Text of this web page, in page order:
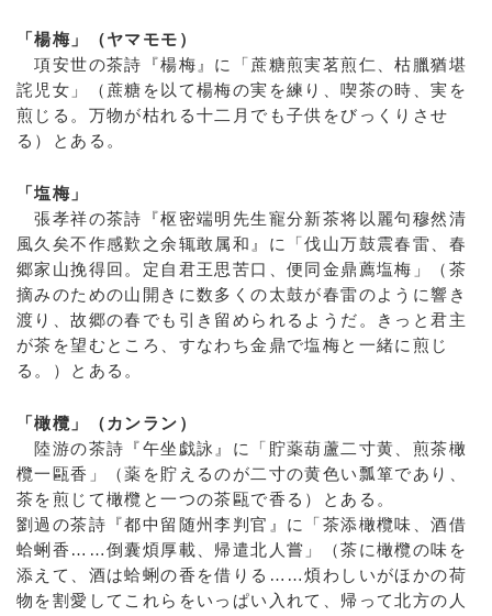
「楊梅」（ヤマモモ）
項安世の茶詩『楊梅』に「蔗糖煎実茗煎仁、枯臘猶堪
詫児女」（蔗糖を以て楊梅の実を練り、喫茶の時、実を
煎じる。万物が枯れる十二月でも子供をびっくりさせ
る）とある。
「塩梅」
張孝祥の茶詩『枢密端明先生寵分新茶将以麗句穆然清
風久矣不作感歎之余辄敢属和』に「伐山万鼓震春雷、春
郷家山挽得回。定自君王思苦口、便同金鼎薦塩梅」（茶
摘みのための山開きに数多くの太鼓が春雷のように響き
渡り、故郷の春でも引き留められるようだ。きっと君主
が茶を望むところ、すなわち金鼎で塩梅と一緒に煎じ
る。）とある。
「橄欖」（カンラン）
陸游の茶詩『午坐戯詠』に「貯薬葫蘆二寸黄、煎茶橄
欖一甌香」（薬を貯えるのが二寸の黄色い瓢箪であり、
茶を煎じて橄欖と一つの茶甌で香る）とある。
劉過の茶詩『都中留随州李判官』に「茶添橄欖味、酒借
蛤蜊香……倒囊煩厚載、帰遣北人嘗」（茶に橄欖の味を
添えて、酒は蛤蜊の香を借りる……煩わしいがほかの荷
物を割愛してこれらをいっぱい入れて、帰って北方の人